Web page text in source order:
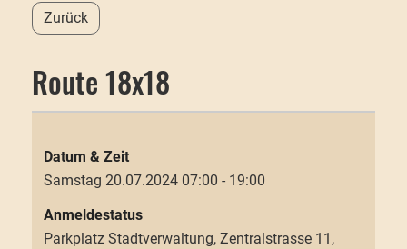
Zurück
Route 18x18
Wann
Samstag 20.07.2024 07:00 - 19:00
Parkplatz Stadtverwaltung, Zentralstrasse 11,